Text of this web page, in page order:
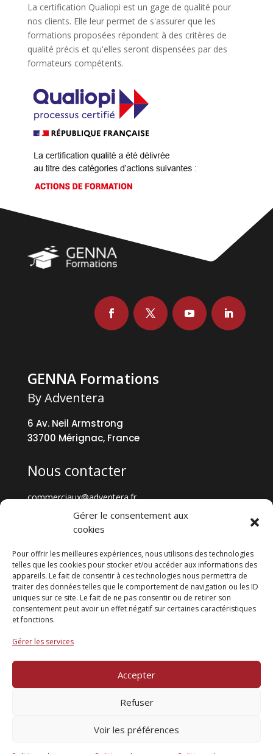
Gérer le consentement aux
cookies
Pour offrir les meilleures expériences, nous utilisons des technologies
telles que les cookies pour stocker et/ou accéder aux informations des
appareils. Le fait de consentir à ces technologies nous permettra de
traiter des données telles que le comportement de navigation ou les ID
uniques sur ce site. Le fait de ne pas consentir ou de retirer son
consentement peut avoir un effet négatif sur certaines caractéristiques
et fonctions.
Gérer les services
Accepter
Refuser
Voir les préférences
La certification Qualiopi est un gage de qualité pour
nos clients. Elle leur permet de s'assurer que les
formations proposées répondent à des critères de
qualité précis et qu'elles seront dispensées par des
formateurs compétents.
GENNA Formations
By Adventera
6 Av. Neil Armstrong
33700 Mérignac, France
Nous contacter
commerciaux@adventera.fr
+33 5 57 35 73 73
Tout GENNA
GENNA Formations
Cybersécurité
Data
Fracture numérique
Statistiques
Contact